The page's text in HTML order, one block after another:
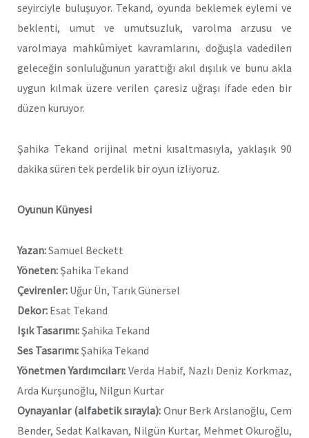
seyirciyle buluşuyor. Tekand, oyunda beklemek eylemi ve
beklenti, umut ve umutsuzluk, varolma arzusu ve
varolmaya mahkûmiyet kavramlarını, doğuşla vadedilen
geleceğin sonluluğunun yarattığı akıl dışılık ve bunu akla
uygun kılmak üzere verilen çaresiz uğraşı ifade eden bir
düzen kuruyor.
Şahika Tekand orijinal metni kısaltmasıyla, yaklaşık 90
dakika süren tek perdelik bir oyun izliyoruz.
Oyunun Künyesi
Yazan:Samuel Beckett
Yöneten: Şahika Tekand
Çevirenler: Uğur Ün, Tarık Günersel
Dekor: Esat Tekand
Işık Tasarımı: Şahika Tekand
Ses Tasarımı: Şahika Tekand
Yönetmen Yardımcıları: Verda Habif, Nazlı Deniz Korkmaz,
Arda Kurşunoğlu, Nilgun Kurtar
Oynayanlar (alfabetik sırayla):Onur Berk Arslanoğlu, Cem
Bender, Sedat Kalkavan, Nilgün Kurtar, Mehmet Okuroğlu,